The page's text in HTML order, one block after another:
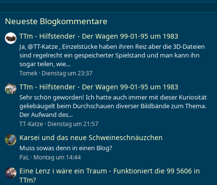
Neueste Blogkommentare
TTm - Hilfstender - Der Wagen 99-01-95 um 1983
Ja, @TT-Katze , Einzelstücke haben ihren Reiz aber die 3D-Dateien
sind regelrecht ein gespeicherter Spielstand und man kann ihn
sogar teilen, wie...
Tomek Dienstag um 23:37
TTm - Hilfstender - Der Wagen 99-01-95 um 1983
Sehr schön geworden! Ich hatte auch immer mit dieser Kuriosität
geliebäugelt beim Durchschauen diverser Bildbände zum Thema.
Der Aufwand des...
TT-Katze Dienstag um 21:57
Karsei und das neue Schweineschnäuzchen
Muss sowas denn in einen Blog?
PaL Montag um 14:44
Eine Lenz i wäre ein Traum - Funktioniert die 99 5606 in
TTm?